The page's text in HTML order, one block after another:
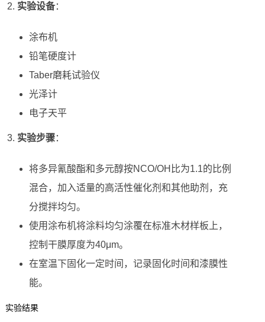
实验设备：
涂布机
铅笔硬度计
Taber磨耗试验仪
光泽计
电子天平
实验步骤：
将多异氰酸酯和多元醇按NCO/OH比为1.1的比例
混合，加入适量的高活性催化剂和其他助剂，充
分搅拌均匀。
使用涂布机将涂料均匀涂覆在标准木材样板上，
控制干膜厚度为40μm。
在室温下固化一定时间，记录固化时间和漆膜性
能。
实验结果